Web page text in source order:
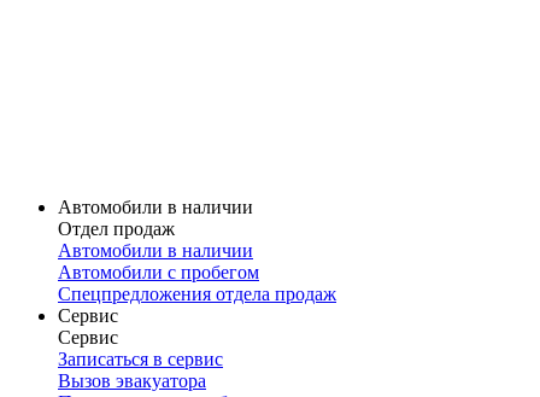
Автомобили в наличии
Отдел продаж
Автомобили в наличии
Автомобили с пробегом
Спецпредложения отдела продаж
Сервис
Сервис
Записаться в сервис
Вызов эвакуатора